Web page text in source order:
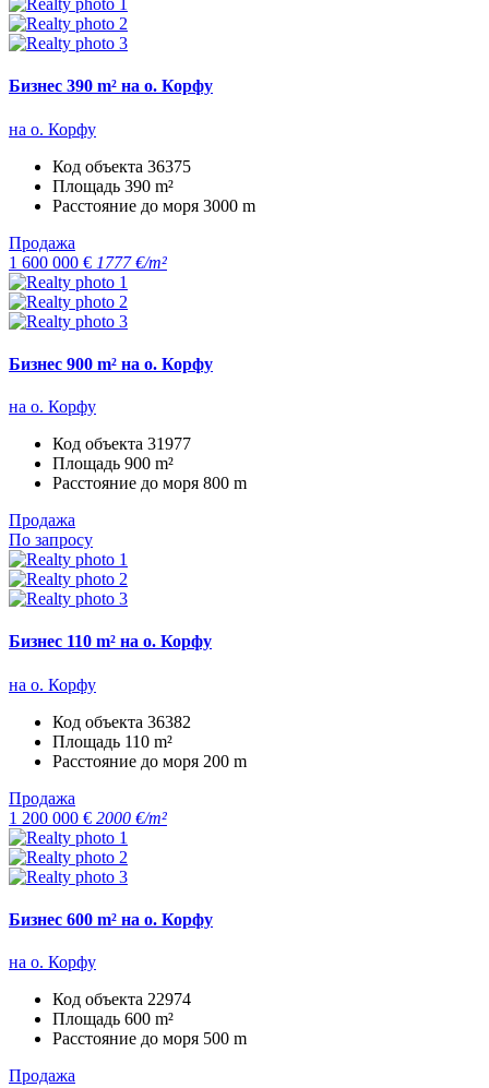
Бизнес 390 m² на о. Корфу
на о. Корфу
Код объекта 36375
Площадь 390 m²
Расстояние до моря 3000 m
Продажа
1 600 000 € 1777 €/m²
Бизнес 900 m² на о. Корфу
на о. Корфу
Код объекта 31977
Площадь 900 m²
Расстояние до моря 800 m
Продажа
По запросу
Бизнес 110 m² на о. Корфу
на о. Корфу
Код объекта 36382
Площадь 110 m²
Расстояние до моря 200 m
Продажа
1 200 000 € 2000 €/m²
Бизнес 600 m² на о. Корфу
на о. Корфу
Код объекта 22974
Площадь 600 m²
Расстояние до моря 500 m
Продажа